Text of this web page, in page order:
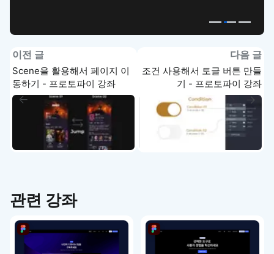
이전 글
Scene을 활용해서 페이지 이
동하기 - 프로토파이 강좌
다음 글
조건 사용해서 토글 버튼 만들
기 - 프로토파이 강좌
관련 강좌